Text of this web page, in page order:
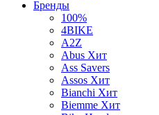
Бренды
100%
4BIKE
A2Z
Abus Хит
Ass Savers
Assos Хит
Bianchi Хит
Biemme Хит